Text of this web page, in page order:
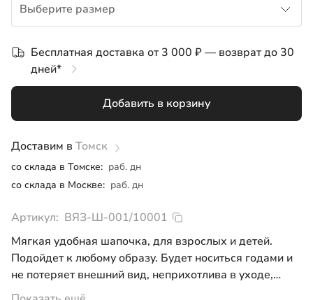
Выберите размер
S
XL
Бесплатная доставка от 3 000 ₽ — возврат до 30
дней*
Добавить в корзину
Доставим в Томск
со склада в Томске: раб. дн
со склада в Москве: раб. дн
Артикул: ВЯЗ-Ш-001/10001
Мягкая удобная шапочка, для взрослых и детей.
Подойдет к любому образу. Будет носиться годами и
не потеряет внешний вид, неприхотлива в уходе,
можно подобрать снуд или шарф с такими же